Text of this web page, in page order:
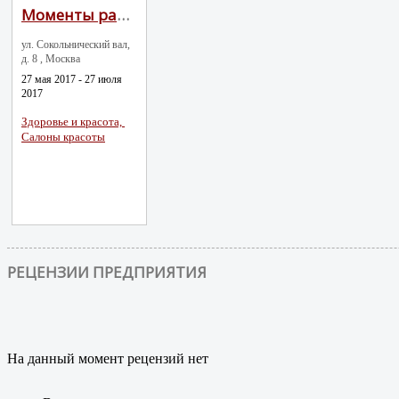
Моменты радости
ул. Сокольнический вал,
д. 8 , Москва
27 мая 2017 - 27 июля
2017
Здоровье и красота,
Салоны красоты
РЕЦЕНЗИИ ПРЕДПРИЯТИЯ
На данный момент рецензий нет